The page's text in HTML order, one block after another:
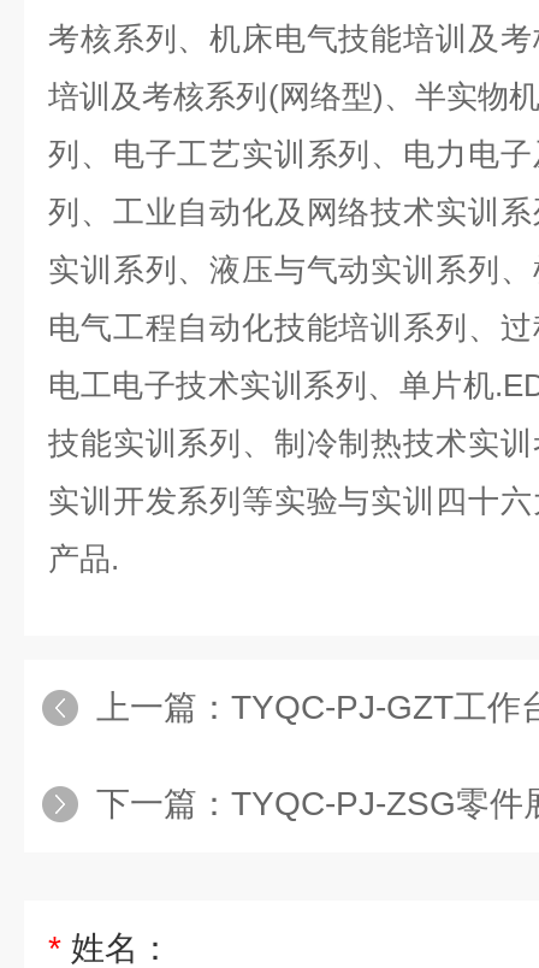
考核系列、机床电气技能培训及
培训及考核系列(网络型)、半实物
列、电子工艺实训系列、电力电
列、工业自动化及网络技术实训
实训系列、液压与气动实训系列
电气工程自动化技能培训系列、
电工电子技术实训系列、单片机
技能实训系列、制冷制热技术实
实训开发系列等实验与实训四十
产品.
上一篇： TYQC-PJ-GZT工作台|
下一篇： TYQC-PJ-ZSG零件展示
* 姓名：